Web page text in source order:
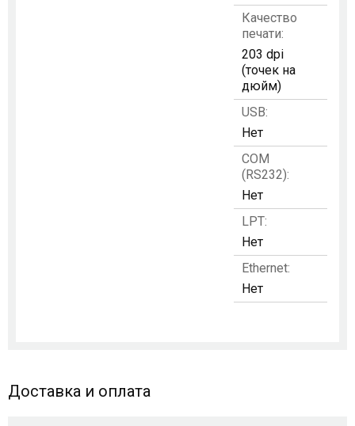
Качество
печати:
203 dpi
(точек на
дюйм)
USB:
Нет
COM
(RS232):
Нет
LPT:
Нет
Ethernet:
Нет
Доставка и оплата